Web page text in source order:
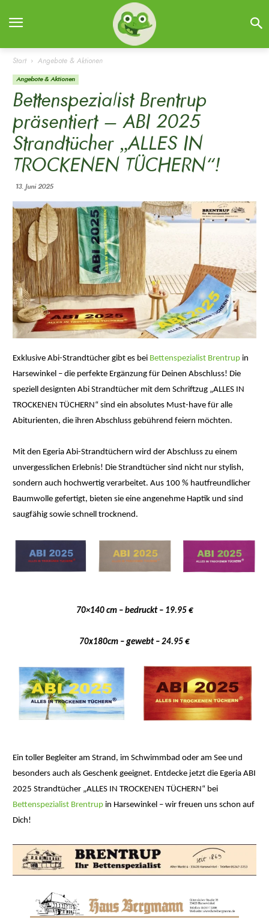
Start Angebote & Aktionen
Angebote & Aktionen
Bettenspezialist Brentrup
präsentiert – ABI 2025
Strandtücher „ALLES IN
TROCKENEN TÜCHERN“!
13. Juni 2025
Exklusive Abi-Strandtücher gibt es bei Bettenspezialist Brentrup in
Harsewinkel – die perfekte Ergänzung für Deinen Abschluss! Die
speziell designten Abi Strandtücher mit dem Schriftzug „ALLES IN
TROCKENEN TÜCHERN“ sind ein absolutes Must-have für alle
Abiturienten, die ihren Abschluss gebührend feiern möchten.
Mit den Egeria Abi-Strandtüchern wird der Abschluss zu einem
unvergesslichen Erlebnis! Die Strandtücher sind nicht nur stylish,
sondern auch hochwertig verarbeitet. Aus 100 % hautfreundlicher
Baumwolle gefertigt, bieten sie eine angenehme Haptik und sind
saugfähig sowie schnell trocknend.
70×140 cm – bedruckt – 19.95 €
70x180cm – gewebt – 24.95 €
Ein toller Begleiter am Strand, im Schwimmbad oder am See und
besonders auch als Geschenk geeignet. Entdecke jetzt die Egeria ABI
2025 Strandtücher „ALLES IN TROCKENEN TÜCHERN“ bei
Bettenspezialist Brentrup in Harsewinkel – wir freuen uns schon auf
Dich!